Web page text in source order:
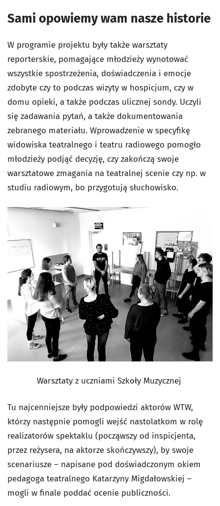
Sami opowiemy wam nasze historie
W programie projektu były także warsztaty
reporterskie, pomagające młodzieży wynotować
wszystkie spostrzeżenia, doświadczenia i emocje
zdobyte czy to podczas wizyty w hospicjum, czy w
domu opieki, a także podczas ulicznej sondy. Uczyli
się zadawania pytań, a także dokumentowania
zebranego materiału. Wprowadzenie w specyfikę
widowiska teatralnego i teatru radiowego pomogło
młodzieży podjąć decyzję, czy zakończą swoje
warsztatowe zmagania na teatralnej scenie czy np. w
studiu radiowym, bo przygotują słuchowisko.
Warsztaty z uczniami Szkoły Muzycznej
Tu najcenniejsze były podpowiedzi aktorów WTW,
którzy następnie pomogli wejść nastolatkom w rolę
realizatorów spektaklu (począwszy od inspicjenta,
przez reżysera, na aktorze skończywszy), by swoje
scenariusze – napisane pod doświadczonym okiem
pedagoga teatralnego Katarzyny Migdałowskiej –
mogli w finale poddać ocenie publiczności.